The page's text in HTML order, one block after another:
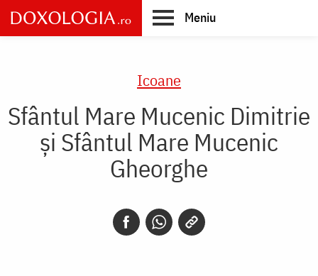
Skip
to
main
Meniu
Icoane
Sfântul Mare Mucenic Dimitrie
și Sfântul Mare Mucenic
Gheorghe